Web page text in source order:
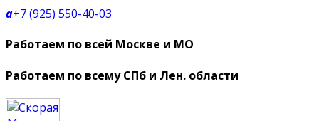
a+7 (925) 550-40-03
Работаем по всей Москве и МО
Работаем по всему СПб и Лен. области